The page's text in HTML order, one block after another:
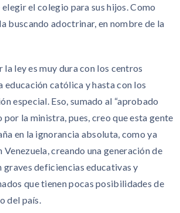
el colegio para sus hijos. Como
buscando adoctrinar, en nombre de la
la ley es muy dura con los centros
educación católica y hasta con los
especial. Eso, sumado al “aprobado
por la ministra, pues, creo que esta gente
en la ignorancia absoluta, como ya
Venezuela, creando una generación de
graves deficiencias educativas y
que tienen pocas posibilidades de
del país.